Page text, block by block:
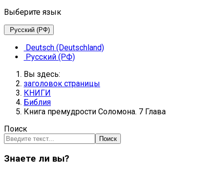
Выберите язык
Русский (РФ)
Deutsch (Deutschland)
Русский (РФ)
Вы здесь:
заголовок страницы
КНИГИ
Библия
Книга премудрости Соломона. 7 Глава
Поиск
Поиск
Знаете ли вы?